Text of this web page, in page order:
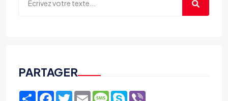
PARTAGER
ShareFacebook
TwitterEmailMessage
Skype